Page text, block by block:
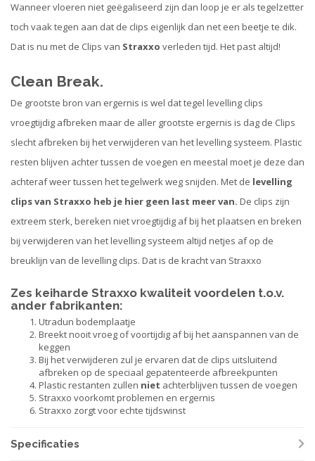
Wanneer vloeren niet geëgaliseerd zijn dan loop je er als tegelzetter
toch vaak tegen aan dat de clips eigenlijk dan net een beetje te dik.
Dat is nu met de Clips van Straxxo verleden tijd. Het past altijd!
Clean Break.
De grootste bron van ergernis is wel dat tegel levelling clips
vroegtijdig afbreken maar de aller grootste ergernis is dag de Clips
slecht afbreken bij het verwijderen van het levelling systeem. Plastic
resten blijven achter tussen de voegen en meestal moet je deze dan
achteraf weer tussen het tegelwerk weg snijden. Met de levelling
clips van Straxxo heb je hier geen last meer van. De clips zijn
extreem sterk, bereken niet vroegtijdig af bij het plaatsen en breken
bij verwijderen van het levelling systeem altijd netjes af op de
breuklijn van de levelling clips. Dat is de kracht van Straxxo
Zes keiharde Straxxo kwaliteit voordelen t.o.v.
ander fabrikanten:
Utradun bodemplaatje
Breekt nooit vroeg of voortijdig af bij het aanspannen van de
keggen
Bij het verwijderen zul je ervaren dat de clips uitsluitend
afbreken op de speciaal gepatenteerde afbreekpunten
Plastic restanten zullen niet achterblijven tussen de voegen
Straxxo voorkomt problemen en ergernis
Straxxo zorgt voor echte tijdswinst
Specificaties